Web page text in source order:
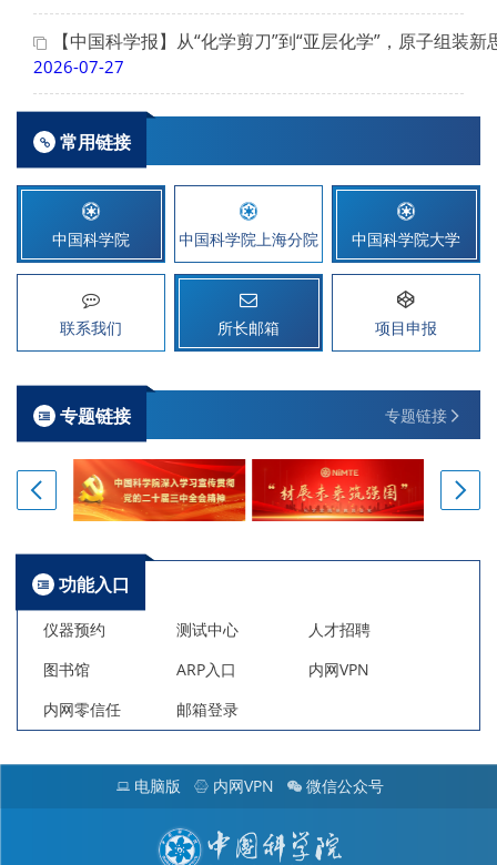
【中国科学报】从“化学剪刀”到“亚层化学”，原子组装
2026-07-27
常用链接
中国科学院 中国科学院上海分院 中国科学院大学
联系我们 所长邮箱 项目申报
专题链接 专题链接
功能入口
仪器预约 测试中心
人才招聘
图书馆
ARP入口
内网VPN
内网零信任
邮箱登录
电脑版 内网VPN 微信公众号